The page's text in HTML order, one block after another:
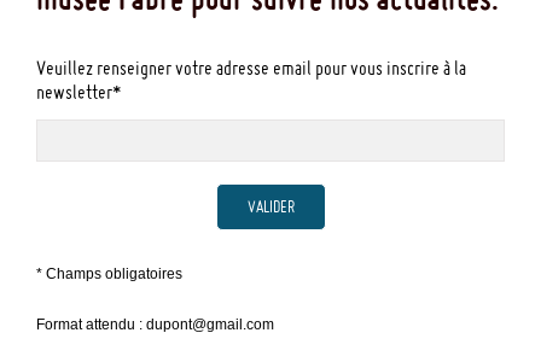
Veuillez renseigner votre adresse email pour vous inscrire à la
newsletter*
VALIDER
* Champs obligatoires
Format attendu : dupont@gmail.com